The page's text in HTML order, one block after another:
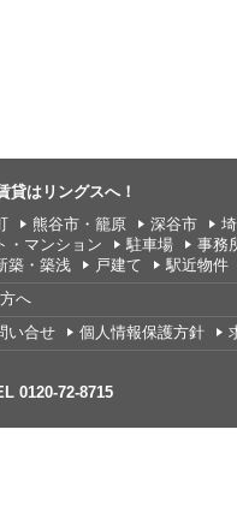
貸はリングスへ！
熊谷市・籠原 深谷市
・マンション 駐車場
事務
築・築浅 戸建て
駅近物件
へ
い合せ 個人情報保護方針
0120-72-8715